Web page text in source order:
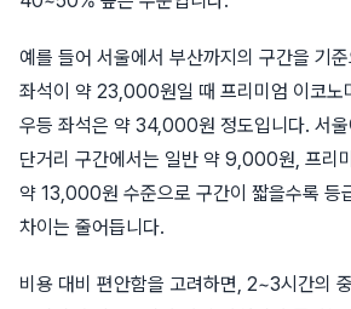
예를 들어 서울에서 부산까지의 구간을 기
좌석이 약 23,000원일 때 프리미엄 이코
우등 좌석은 약 34,000원 정도입니다. 서울
단거리 구간에서는 일반 약 9,000원, 프리
약 13,000원 수준으로 구간이 짧을수록 등
차이는 줄어듭니다.
비용 대비 편안함을 고려하면, 2~3시간의